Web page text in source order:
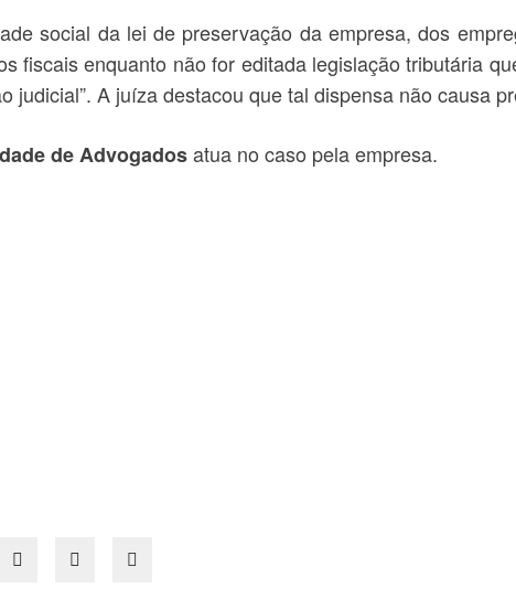
social da lei de preservação da empresa, dos
fiscais enquanto não for editada legislação tributária
judicial”. A juíza destacou que tal dispensa não causa
de Advogadosatua no caso pela empresa.